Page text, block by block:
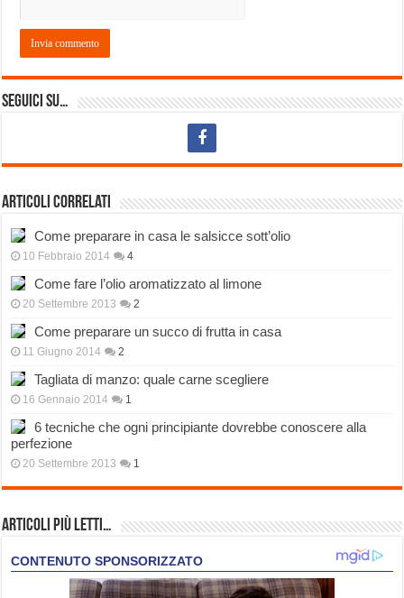
Seguici su…
Articoli correlati
Come preparare in casa le salsicce sott’olio
10 Febbraio 2014 4
Come fare l’olio aromatizzato al limone
20 Settembre 2013 2
Come preparare un succo di frutta in casa
11 Giugno 2014 2
Tagliata di manzo: quale carne scegliere
16 Gennaio 2014 1
6 tecniche che ogni principiante dovrebbe conoscere alla
perfezione
20 Settembre 2013 1
Articoli più Letti…